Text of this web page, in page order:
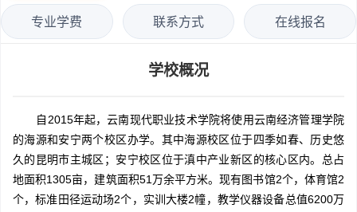
专业学费 联系方式 在线报名
学校概况
自2015年起，云南现代职业技术学院将使用云南经济管理学院
的海源和安宁两个校区办学。其中海源校区位于四季如春、历史悠
久的昆明市主城区；安宁校区位于滇中产业新区的核心区内。总占
地面积1305亩，建筑面积51万余平方米。现有图书馆2个，体育馆2
个，标准田径运动场2个，实训大楼2幢，教学仪器设备总值6200万